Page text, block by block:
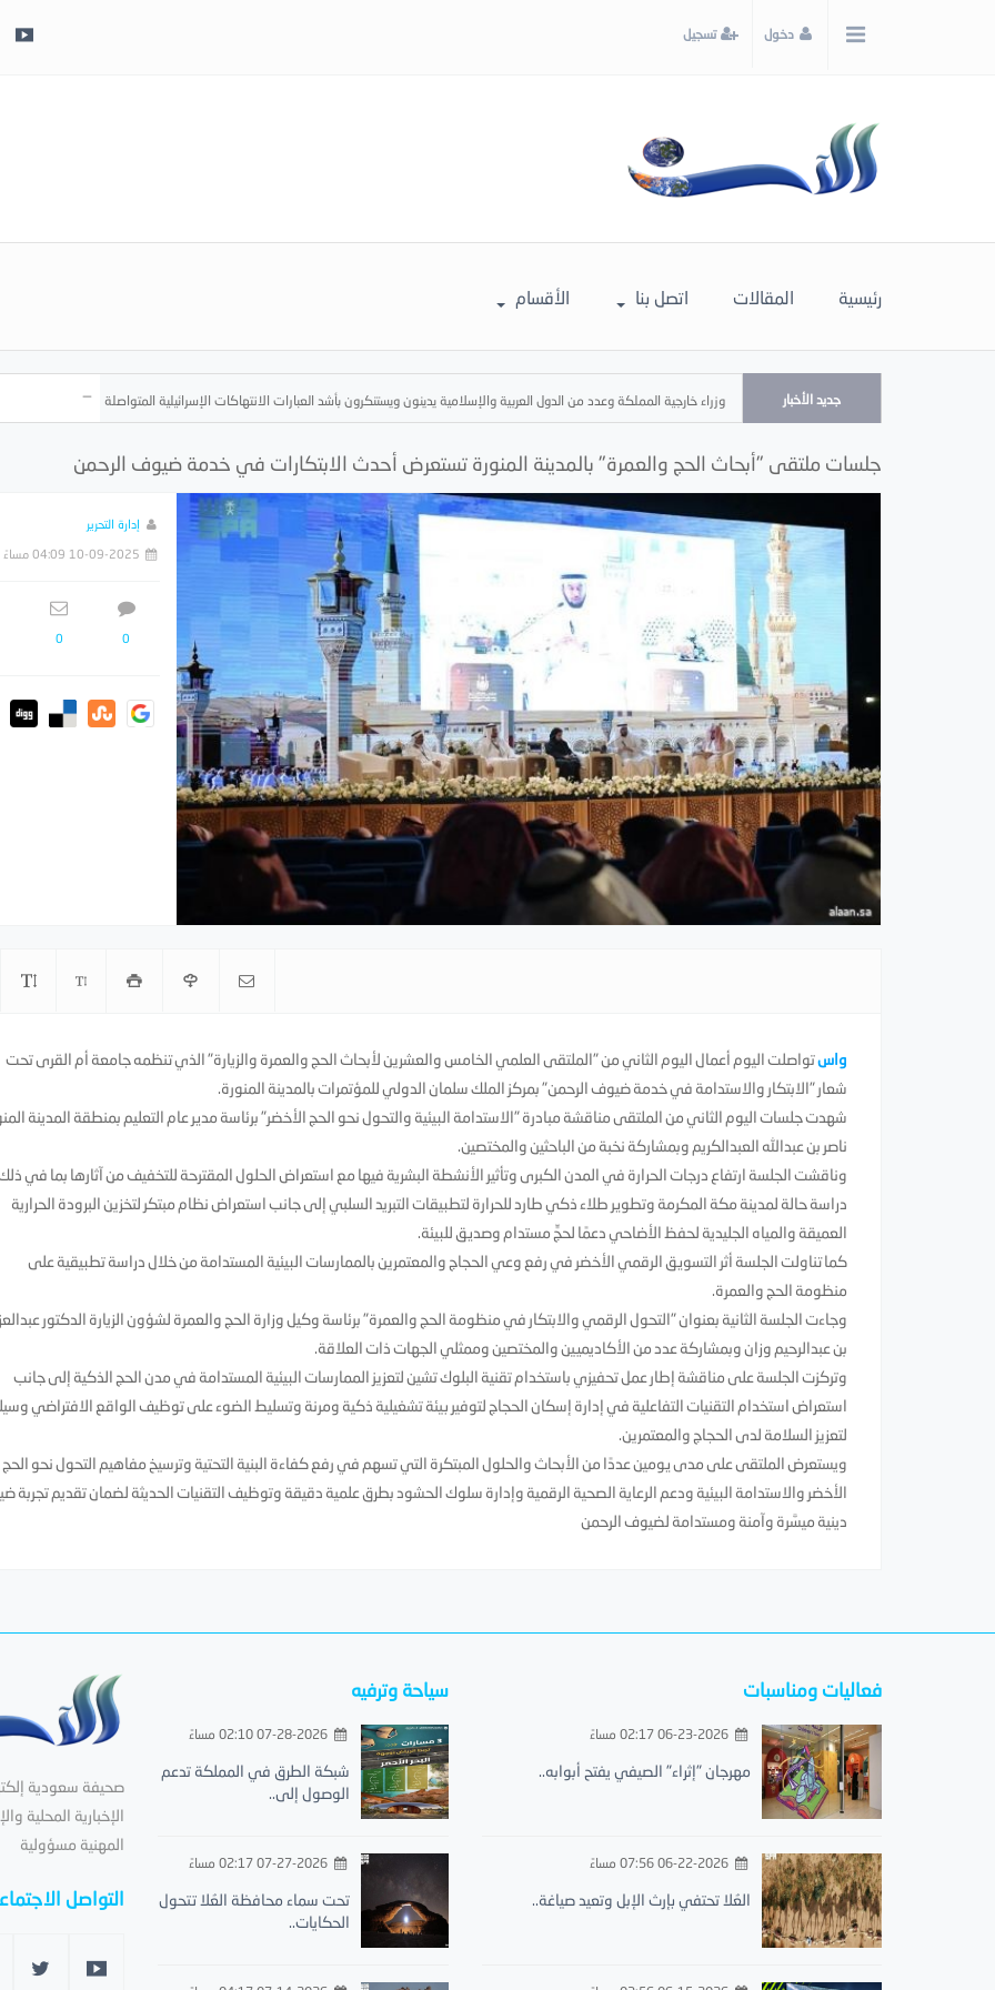
دخول تسجيل
رئيسية المقالات اتصل بنا الأقسام
جديد الأخبار وزراء خارجية المملكة وعدد من الدول العربية والإسلامية يدينون ويستنكرون بأشد العبارات الانتهاكات الإسرائيلية المتواصلة في قطاع غزة
جلسات ملتقى "أبحاث الحج والعمرة" بالمدينة المنورة تستعرض أحدث الابتكارات في خدمة ضيوف الرحمن
إدارة التحرير
10-09-2025 04:09 مساءً
0
0
واستواصلت اليوم أعمال اليوم الثاني من "الملتقى العلمي الخامس والعشرين لأبحاث الحج والعمرة والزيارة" الذي تنظمه جامعة أم القرى تحت
شعار "الابتكار والاستدامة في خدمة ضيوف الرحمن" بمركز الملك سلمان الدولي للمؤتمرات بالمدينة المنورة.
شهدت جلسات اليوم الثاني من الملتقى مناقشة مبادرة "الاستدامة البيئية والتحول نحو الحج الأخضر" برئاسة مدير عام التعليم بمنطقة المدينة
ناصر بن عبدالله العبدالكريم وبمشاركة نخبة من الباحثين والمختصين.
وناقشت الجلسة ارتفاع درجات الحرارة في المدن الكبرى وتأثير الأنشطة البشرية فيها مع استعراض الحلول المقترحة للتخفيف من آثارها بما في
دراسة حالة لمدينة مكة المكرمة وتطوير طلاء ذكي طارد للحرارة لتطبيقات التبريد السلبي إلى جانب استعراض نظام مبتكر لتخزين البرودة الحرارية
العميقة والمياه الجليدية لحفظ الأضاحي دعمًا لحجٍّ مستدام وصديق للبيئة.
كما تناولت الجلسة أثر التسويق الرقمي الأخضر في رفع وعي الحجاج والمعتمرين بالممارسات البيئية المستدامة من خلال دراسة تطبيقية على
منظومة الحج والعمرة.
وجاءت الجلسة الثانية بعنوان "التحول الرقمي والابتكار في منظومة الحج والعمرة" برئاسة وكيل وزارة الحج والعمرة لشؤون الزيارة الدكتور
بن عبدالرحيم وزان وبمشاركة عدد من الأكاديميين والمختصين وممثلي الجهات ذات العلاقة.
وتركزت الجلسة على مناقشة إطار عمل تحفيزي باستخدام تقنية البلوك تشين لتعزيز الممارسات البيئية المستدامة في مدن الحج الذكية إلى جانب
استعراض استخدام التقنيات التفاعلية في إدارة إسكان الحجاج لتوفير بيئة تشغيلية ذكية ومرنة وتسليط الضوء على توظيف الواقع الافتراضي
لتعزيز السلامة لدى الحجاج والمعتمرين.
ويستعرض الملتقى على مدى يومين عددًا من الأبحاث والحلول المبتكرة التي تسهم في رفع كفاءة البنية التحتية وترسيخ مفاهيم التحول نحو الحج
الأخضر والاستدامة البيئية ودعم الرعاية الصحية الرقمية وإدارة سلوك الحشود بطرق علمية دقيقة وتوظيف التقنيات الحديثة لضمان تقديم تجربة
دينية ميسَّرة وآمنة ومستدامة لضيوف الرحمن
فعاليات ومناسبات
مهرجان "إثراء" الصيفي يفتح أبوابه..
العُلا تحتفي بإرث الإبل وتعيد صياغة..
سياحة وترفيه
شبكة الطرق في المملكة تدعم
الوصول إلى..
تحت سماء محافظة العُلا تتحول
الحكايات..
صحيفة سعودية
الإخبارية المحلية
المهنية مسؤولية
التواصل